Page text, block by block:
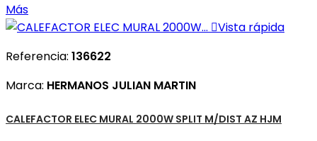
Más
Vista rápida
Referencia: 136622
Marca: HERMANOS JULIAN MARTIN
CALEFACTOR ELEC MURAL 2000W SPLIT M/DIST AZ HJM